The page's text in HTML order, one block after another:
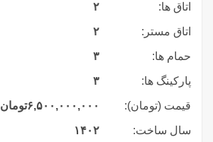
اتاق ها: ۲
اتاق مستر: ۲
حمام ها: ۳
پارکینگ ها: ۳
قیمت (تومان): ۶,۵۰۰,۰۰۰,۰۰۰تومان
سال ساخت: ۱۴۰۲